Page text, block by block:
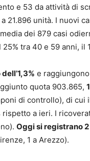
e 53 da attività di
a 21.896 unità. I nuovi
media dei 879 casi
tra 40 e 59 anni, il
e
quota 903.865,
di controllo), di
rispetto a ieri. I
Oggi si registrano 2
1 a Arezzo).